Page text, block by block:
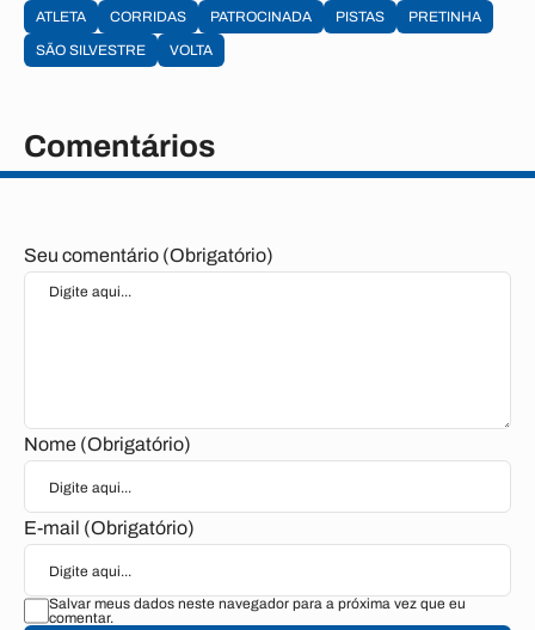
ATLETA CORRIDAS PATROCINADA PISTAS
PRETINHA
SÃO SILVESTRE
VOLTA
Comentários
Seu comentário (Obrigatório)
Nome (Obrigatório)
E-mail (Obrigatório)
Salvar meus dados neste navegador para a próxima vez que eu
comentar.